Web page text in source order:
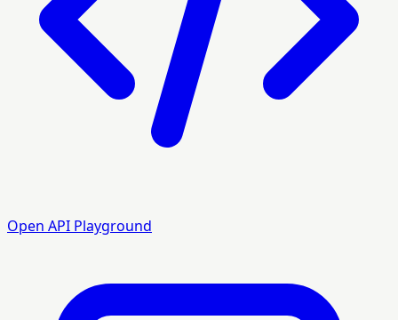
Open API Playground